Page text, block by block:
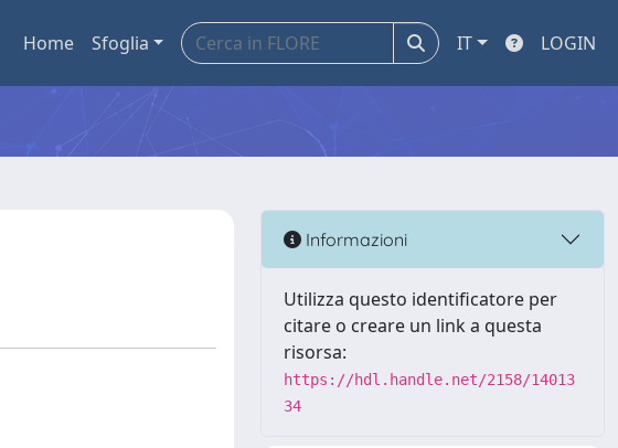
Home Sfoglia IT LOGIN
Informazioni
Utilizza questo identificatore per
citare o creare un link a questa
risorsa:
https://hdl.handle.net/2158/14013
34